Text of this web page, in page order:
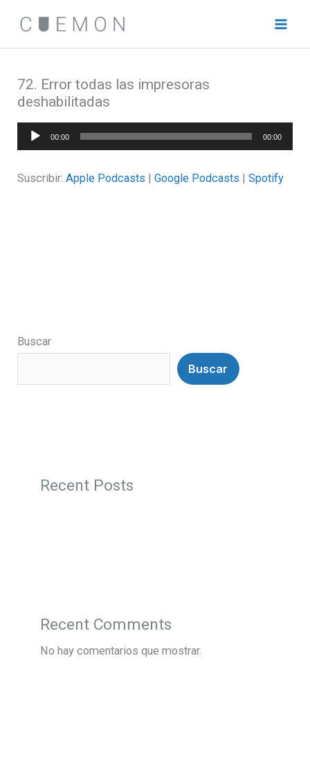
contenido
72. Error todas las impresoras
deshabilitadas
Reproductor
de
audio
00:00 00:00
Suscribir:Apple Podcasts |Google Podcasts |Spotify
Buscar
Buscar
Recent Posts
Recent Comments
No hay comentarios que mostrar.